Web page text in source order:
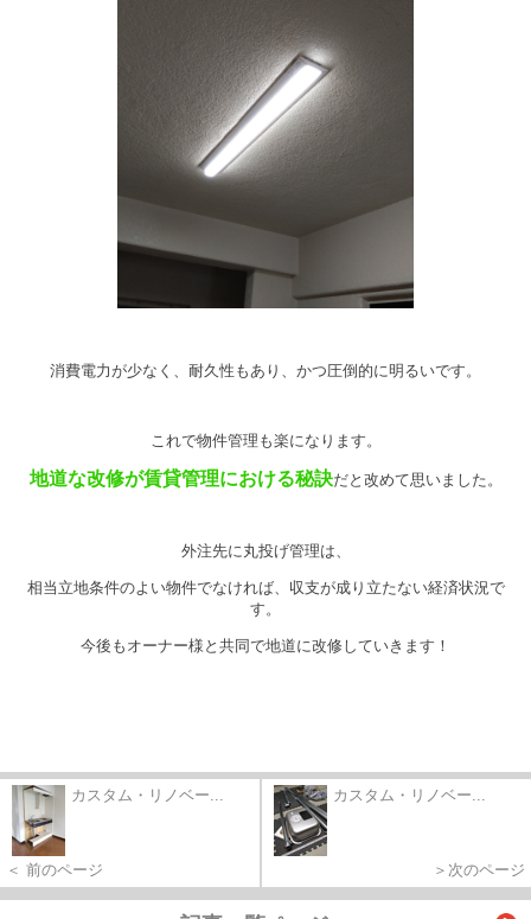
消費電力が少なく、耐久性もあり、かつ圧倒的に明るいです。
これで物件管理も楽になります。
地道な改修が賃貸管理における秘訣だと改めて思いました。
外注先に丸投げ管理は、
相当立地条件のよい物件でなければ、収支が成り立たない経済状況で
す。
今後もオーナー様と共同で地道に改修していきます！
カスタム・リノベー...
＜ 前のページ
カスタム・リノベー...
＞次のページ